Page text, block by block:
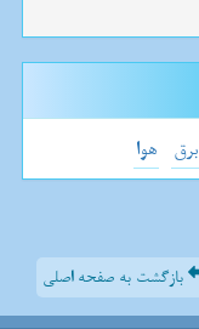
برق هوا
بازگشت به صفحه اصلی